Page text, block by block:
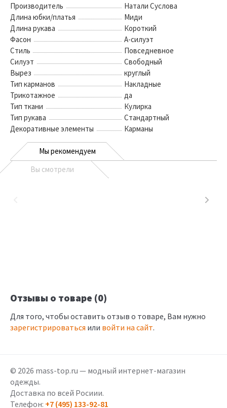
Производитель
Натали Суслова
Длина юбки/платья
Миди
Длина рукава
Короткий
Фасон
А-силуэт
Стиль
Повседневное
Силуэт
Свободный
Вырез
круглый
Тип карманов
Накладные
Трикотажное
да
Тип ткани
Кулирка
Тип рукава
Стандартный
Декоративные элементы
Карманы
Мы рекомендуем
Вы смотрели
Отзывы о товаре (0)
Для того, чтобы оставить отзыв о товаре, Вам нужно
зарегистрироваться или войти на сайт.
© 2026 mass-top.ru — модный интернет-магазин
одежды.
Доставка по всей Росиии.
Телефон: +7 (495) 133-92-81